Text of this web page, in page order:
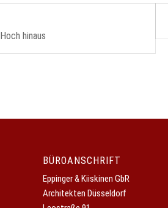
Hoch hinaus
BÜROANSCHRIFT
Eppinger & Kiiskinen GbR
Architekten Düsseldorf